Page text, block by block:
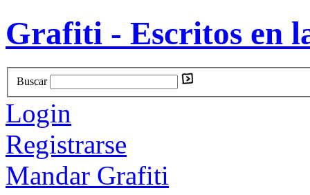
Grafiti - Escritos en
Buscar
Login
Registrarse
Mandar Grafiti